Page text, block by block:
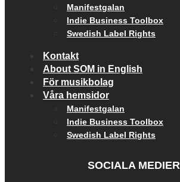
Manifestgalan
Indie Business Toolbox
Swedish Label Rights
Kontakt
About SOM in English
För musikbolag
Våra hemsidor
Manifestgalan
Indie Business Toolbox
Swedish Label Rights
SOCIALA MEDIER